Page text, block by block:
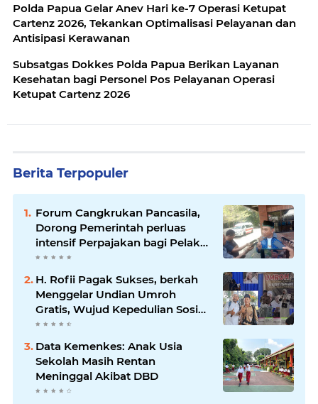
Polda Papua Gelar Anev Hari ke-7 Operasi Ketupat
Cartenz 2026, Tekankan Optimalisasi Pelayanan dan
Antisipasi Kerawanan
Subsatgas Dokkes Polda Papua Berikan Layanan
Kesehatan bagi Personel Pos Pelayanan Operasi
Ketupat Cartenz 2026
Berita Terpopuler
Forum Cangkrukan Pancasila,
Dorong Pemerintah perluas
intensif Perpajakan bagi Pelaku
Usaha UMKM.
H. Rofii Pagak Sukses, berkah
Menggelar Undian Umroh
Gratis, Wujud Kepedulian Sosial
berbagi.
Data Kemenkes: Anak Usia
Sekolah Masih Rentan
Meninggal Akibat DBD